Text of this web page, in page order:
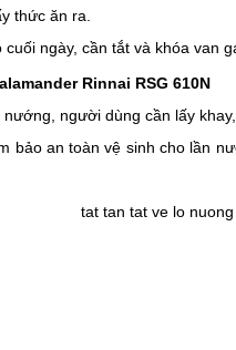
thức ăn ra.
ngày, cần tắt và khóa van
Rinnai RSG 610N
người dùng cần lấy
bảo an toàn vệ sinh cho lần